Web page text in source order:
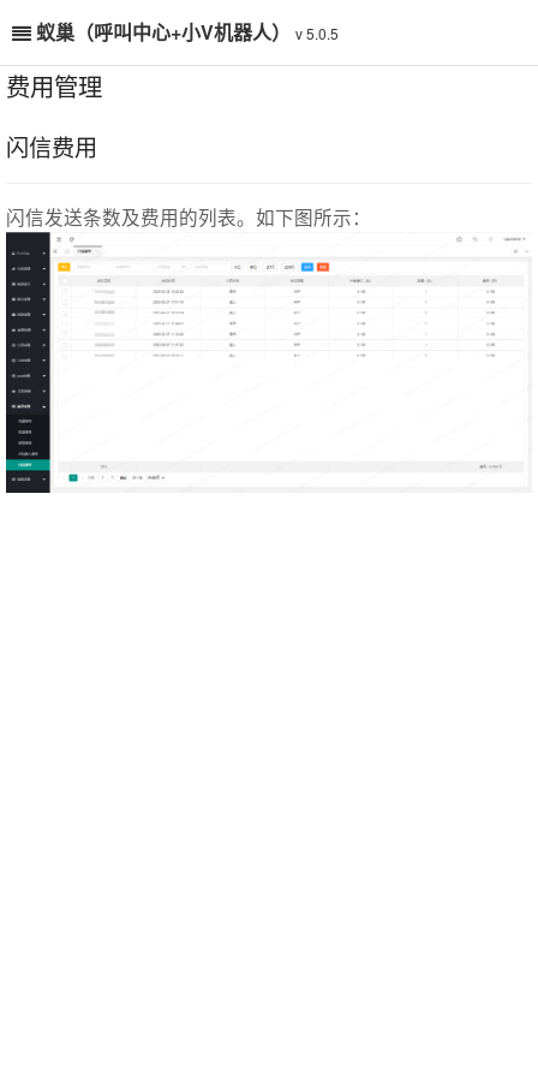
蚁巢（呼叫中心+小V机器人） v 5.0.5
费用管理
闪信费用
闪信发送条数及费用的列表。如下图所示：